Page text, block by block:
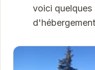
voici